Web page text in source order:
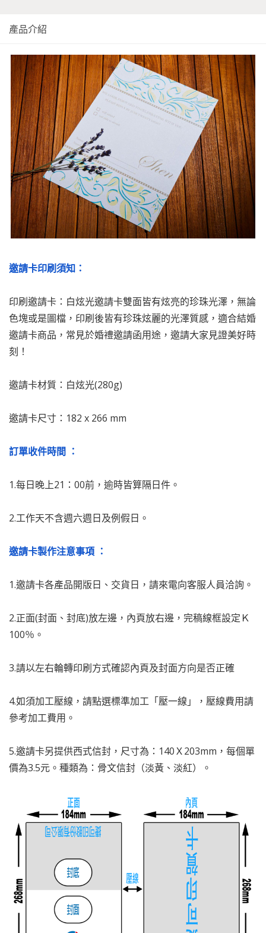
產品介紹
邀請卡印刷須知：
印刷邀請卡：白炫光邀請卡雙面皆有炫亮的珍珠光澤，無論
色塊或是圖檔，印刷後皆有珍珠炫麗的光澤質感，適合結婚
邀請卡商品，常見於婚禮邀請函用途，邀請大家見證美好時
刻！
邀請卡材質：白炫光(280g)
邀請卡尺寸：182 x 266 mm
訂單收件時間 ：
1.每日晚上21：00前，逾時皆算隔日件。
2.工作天不含週六週日及例假日。
邀請卡製作注意事項 ：
1.邀請卡各產品開版日、交貨日，請來電向客服人員洽詢。
2.正面(封面、封底)放左邊，內頁放右邊，完稿線框設定Ｋ
100％。
3.請以左右輪轉印刷方式確認內頁及封面方向是否正確
4.如須加工壓線，請點選標準加工「壓一線」，壓線費用請
參考加工費用。
5.邀請卡另提供西式信封，尺寸為：140Ｘ203mm，每個單
價為3.5元。種類為：骨文信封（淡黃、淡紅）。